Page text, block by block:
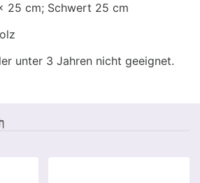
25 cm; Schwert 25 cm
unter 3 Jahren nicht geeignet.